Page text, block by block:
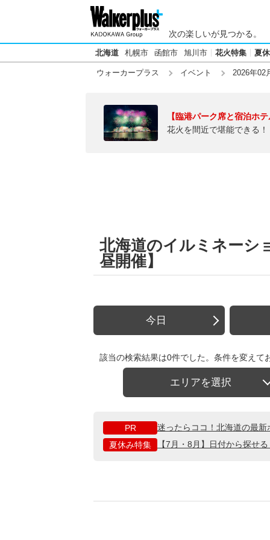
次の楽しいが見つかる。
北海道 札幌市 函館市 旭川市 花火特集 夏
ウォーカープラス イベント 2026年02
【臨港パーク席と宿泊ホ
花火を間近で堪能できる
北海道のイルミネーシ
昼開催】
今日
該当の検索結果は0件でした。条件を変えて
エリアを選択
PR
迷ったらココ！北海道の最
夏休み特集
【7月・8月】日付から探せ